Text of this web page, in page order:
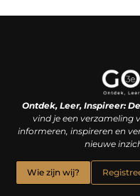
Ontdek, Leer, Inspireer:
vind je een verzameling
informeren, inspireren en
nieuwe
Wie zijn wij?